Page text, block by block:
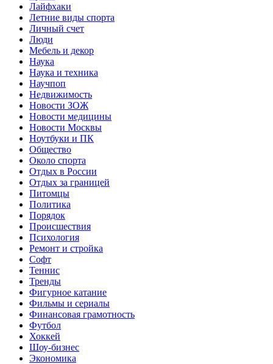
Лайфхаки
Летние виды спорта
Личный счет
Люди
Мебель и декор
Наука
Наука и техника
Научпоп
Недвижимость
Новости ЗОЖ
Новости медицины
Новости Москвы
Ноутбуки и ПК
Общество
Около спорта
Отдых в России
Отдых за границей
Питомцы
Политика
Порядок
Происшествия
Психология
Ремонт и стройка
Софт
Теннис
Тренды
Фигурное катание
Фильмы и сериалы
Финансовая грамотность
Футбол
Хоккей
Шоу-бизнес
Экономика